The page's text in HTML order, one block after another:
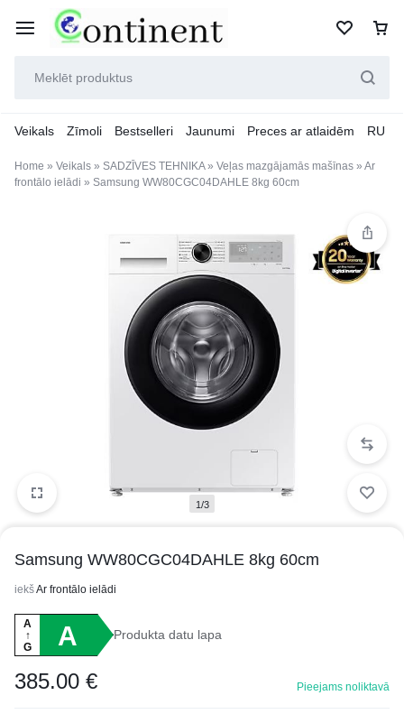
Veikals Zīmoli Bestselleri Jaunumi Preces ar atlaidēm RU
Home » Veikals » SADZĪVES TEHNIKA» Veļas mazgājamās mašīnas » Ar
frontālo ielādi » Samsung WW80CGC04DAHLE 8kg 60cm
1/3
Samsung WW80CGC04DAHLE 8kg 60cm
iekšAr frontālo ielādi
A
↑
G
A Produkta datu lapa
385.00 € Pieejams noliktavā